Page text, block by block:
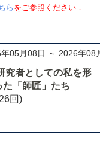
ら をご参照ください．
05月08日 ～ 2026年08
究者としての私を形
た「師匠」たち
回)